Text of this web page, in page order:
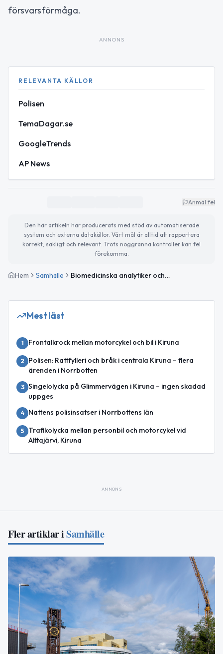
försvarsförmåga.
ANNONS
RELEVANTA KÄLLOR
Polisen
TemaDagar.se
GoogleTrends
AP News
Anmäl fel
Den här artikeln har producerats med stöd av automatiserade
system och externa datakällor. Vårt mål är alltid att rapportera
korrekt, sakligt och relevant. Trots noggranna kontroller kan fel
förekomma.
Hem Samhälle Biomedicinska analytiker och uniformsbärare uppmärksammas idag
Mest läst
1 Frontalkrock mellan motorcykel och bil i Kiruna
2
Polisen: Rattfylleri och bråk i centrala Kiruna – flera
ärenden i Norrbotten
3 Singelolycka på Glimmervägen i Kiruna – ingen skadad
uppges
4 Nattens polisinsatser i Norrbottens län
5
Trafikolycka mellan personbil och motorcykel vid
Alttajärvi, Kiruna
ANNONS
Fler artiklar iSamhälle